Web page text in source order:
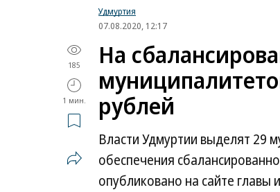
Удмуртия
07.08.2020, 12:17
185
1 мин.
На
рублей
Власти Удмуртии выделят 29
обеспечения
опубликовано на сайте главы